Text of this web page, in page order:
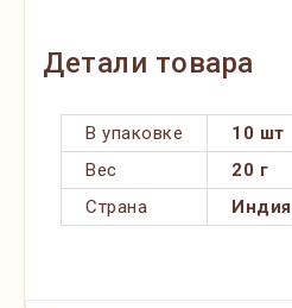
Детали товара
В упаковке
10 шт
Вес
20 г
Страна
Индия